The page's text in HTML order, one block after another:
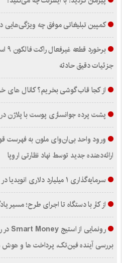
کمپین تبلیغاتی موفق چه ویژگی‌هایی
جزئیات دقیق حادثه
از کجا قاب گوشی بخریم؟ کانال های
پشت پرده جوانسازی پوست با پلاژن
ارائه‌دهنده جدید توسط نهاد نظارتی اروپا
سرمایه‌گذاری ۱ میلیارد دلاری انویدیا در پروژه هوش مصنوعی ناور
از کار با دستگاه تا اجرای طرح؛ مسیر
بررسی آینده فین‌تک، پرداخت‌ ها و